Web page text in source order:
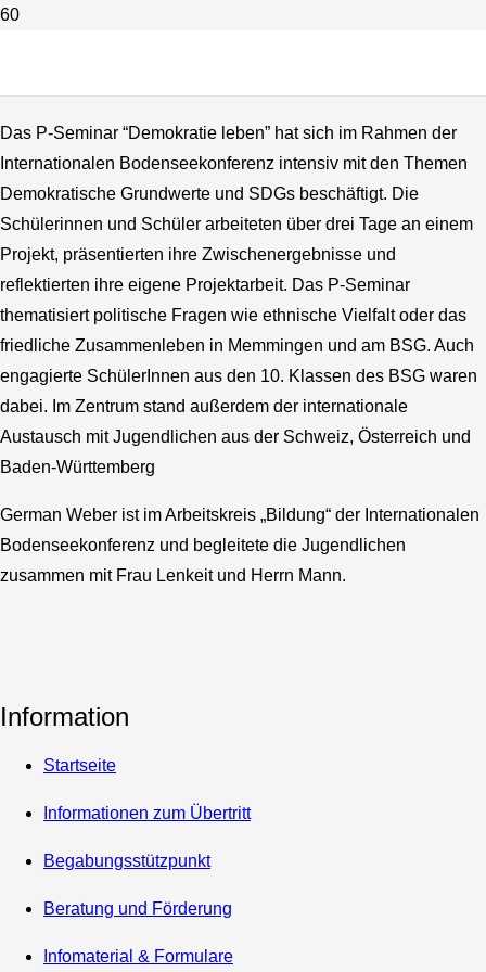
Das P-Seminar “Demokratie leben” hat sich im Rahmen der
Internationalen Bodenseekonferenz intensiv mit den Themen
Demokratische Grundwerte und SDGs beschäftigt. Die
Schülerinnen und Schüler arbeiteten über drei Tage an einem
Projekt, präsentierten ihre Zwischenergebnisse und
reflektierten ihre eigene Projektarbeit. Das P-Seminar
thematisiert politische Fragen wie ethnische Vielfalt oder das
friedliche Zusammenleben in Memmingen und am BSG. Auch
engagierte SchülerInnen aus den 10. Klassen des BSG waren
dabei. Im Zentrum stand außerdem der internationale
Austausch mit Jugendlichen aus der Schweiz, Österreich und
Baden-Württemberg
German Weber ist im Arbeitskreis „Bildung“ der Internationalen
Bodenseekonferenz und begleitete die Jugendlichen
zusammen mit Frau Lenkeit und Herrn Mann.
Information
Startseite
Informationen zum Übertritt
Begabungsstützpunkt
Beratung und Förderung
Infomaterial & Formulare